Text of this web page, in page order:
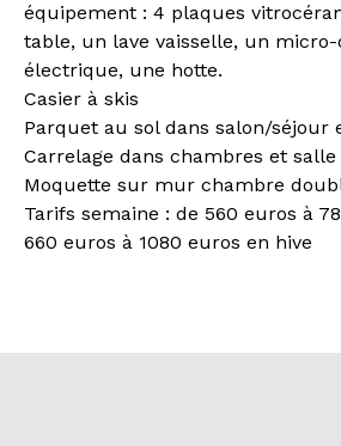
équipement : 4 plaques
table, un lave vaisselle, un
électrique, une hotte.
Casier à skis
Parquet au sol dans salon/séjour
Carrelage dans chambres et salle
Moquette sur mur chambre
Tarifs semaine : de 560 euros à
660 euros à 1080 euros en hive